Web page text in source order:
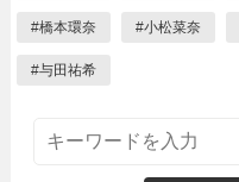
#橋本環奈 #小松菜奈
#与田祐希